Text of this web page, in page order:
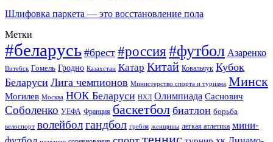
Шлифовка паркета — это восстановление пола
Метки
#беларусь #брест #россия#футбол Азаренко
Витебск Гомель Гродно Казахстан Катар Китай Ковальчук Кубок
Беларуси Лига чемпионов Министерство спорта и туризма Минск
Могилев Москва НОК Беларуси НХЛ Олимпиада Саснович
Соболенко УЕФА Франция баскетбол биатлон борьба
велоспорт волейболгандбол гребля женщины легкая атлетика мини-